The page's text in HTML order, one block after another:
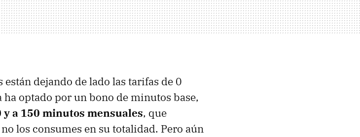
dejando de lado las tarifas de 0
optado por un bono de minutos base,
y a 150 minutos mensuales, que
los consumes en su totalidad. Pero aún